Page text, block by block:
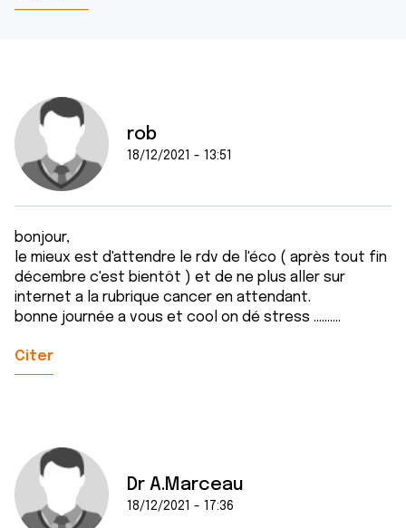
rob
18/12/2021 - 13:51
bonjour,
le mieux est d'attendre le rdv de l'éco ( après tout fin
décembre c'est bientôt ) et de ne plus aller sur
internet a la rubrique cancer en attendant.
bonne journée a vous et cool on dé stress ..........
Citer
Dr A.Marceau
18/12/2021 - 17:36